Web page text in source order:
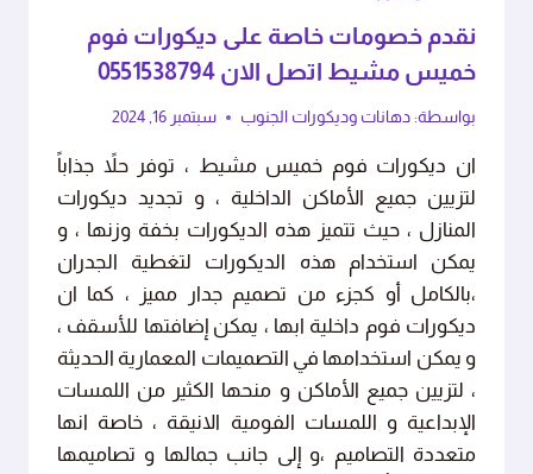
نقدم خصومات خاصة على ديكورات فوم
خميس مشيط اتصل الان 0551538794
بواسطة: دهانات وديكورات الجنوب سبتمبر 16, 2024
ان ديكورات فوم خميس مشيط ، توفر حلاً جذاباً
لتزيين جميع الأماكن الداخلية ، و تجديد ديكورات
المنازل ، حيث تتميز هذه الديكورات بخفة وزنها ، و
يمكن استخدام هذه الديكورات لتغطية الجدران
،بالكامل أو كجزء من تصميم جدار مميز ، كما ان
ديكورات فوم داخلية ابها ، يمكن إضافتها للأسقف ،
و يمكن استخدامها في التصميمات المعمارية الحديثة
، لتزيين جميع الأماكن و منحها الكثير من اللمسات
الإبداعية و اللمسات الفومية الانيقة ، خاصة انها
متعددة التصاميم ،و إلى جانب جمالها و تصاميمها